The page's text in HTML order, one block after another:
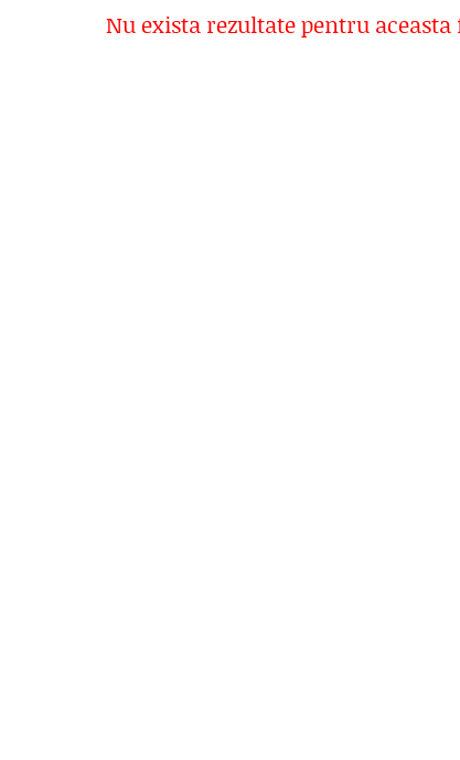
Nu exista rezultate pentru